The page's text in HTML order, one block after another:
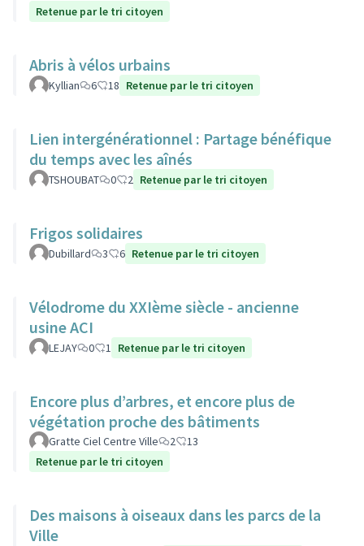
Retenue par le tri citoyen
Abris à vélos urbains
Kyllian 6 18 Retenue par le tri citoyen
Lien intergénérationnel : Partage bénéfique
du temps avec les aînés
TSHOUBAT 0 2 Retenue par le tri citoyen
Frigos solidaires
Dubillard 3 6 Retenue par le tri citoyen
Vélodrome du XXIème siècle - ancienne
usine ACI
LEJAY 0 1 Retenue par le tri citoyen
Encore plus d’arbres, et encore plus de
végétation proche des bâtiments
Gratte Ciel Centre Ville 2
13
Retenue par le tri citoyen
Des maisons à oiseaux dans les parcs de la
Ville